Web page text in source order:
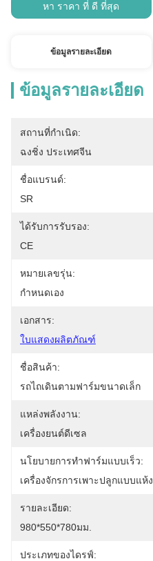
หา ราคา ที่ ดี ที่สุด
ข้อมูลรายละเอียด
ข้อมูลรายละเอียด
สถานที่กำเนิด:
ฉงชิ่ง ประเทศจีน
ชื่อแบรนด์:
SR
ได้รับการรับรอง:
CE
หมายเลขรุ่น:
กำหนดเอง
เอกสาร:
ใบแสดงผลิตภัณฑ์
ชื่อสินค้า:
รถไถเดินตามฟาร์มขนาดเล็ก
แหล่งพลังงาน:
เครื่องยนต์ดีเซล
นโยบายการทำฟาร์มแบบเร็ว:
เครื่องจักรการเพาะปลูกแบบแห้ง
รายละเอียด:
980*550*780มม.
ประเภทของไดรฟ์: